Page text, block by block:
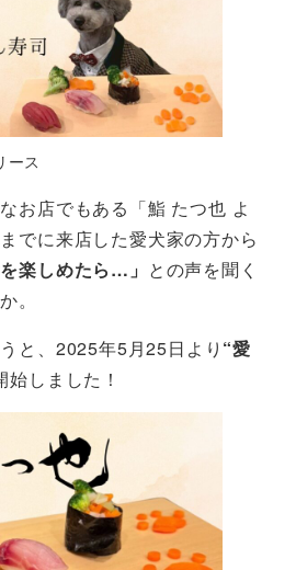
ース
お店でもある「鮨 たつ也 よ
でに来店した愛犬家の方から
楽しめたら…」 との声を聞く
。
と、2025年5月25日より “愛
しました！